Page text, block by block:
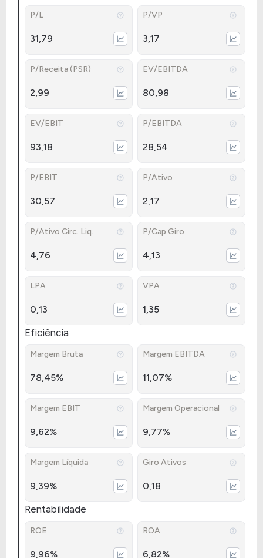
P/L
31,79
P/VP
3,17
P/Receita (PSR)
2,99
EV/EBITDA
80,98
EV/EBIT
93,18
P/EBITDA
28,54
P/EBIT
30,57
P/Ativo
2,17
P/Ativo Circ. Liq.
4,76
P/Cap.Giro
4,13
LPA
0,13
VPA
1,35
Eficiência
Margem Bruta
78,45%
Margem EBITDA
11,07%
Margem EBIT
9,62%
Margem Operacional
9,77%
Margem Líquida
9,39%
Giro Ativos
0,18
Rentabilidade
ROE
9,96%
ROA
6,82%